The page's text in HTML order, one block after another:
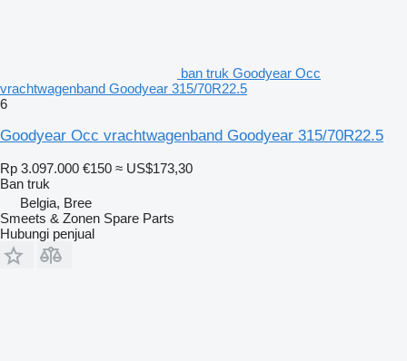
ban truk Goodyear Occ
vrachtwagenband Goodyear 315/70R22.5
6
Goodyear Occ vrachtwagenband Goodyear 315/70R22.5
Rp 3.097.000 €150 ≈ US$173,30
Ban truk
Belgia, Bree
Smeets & Zonen Spare Parts
Hubungi penjual